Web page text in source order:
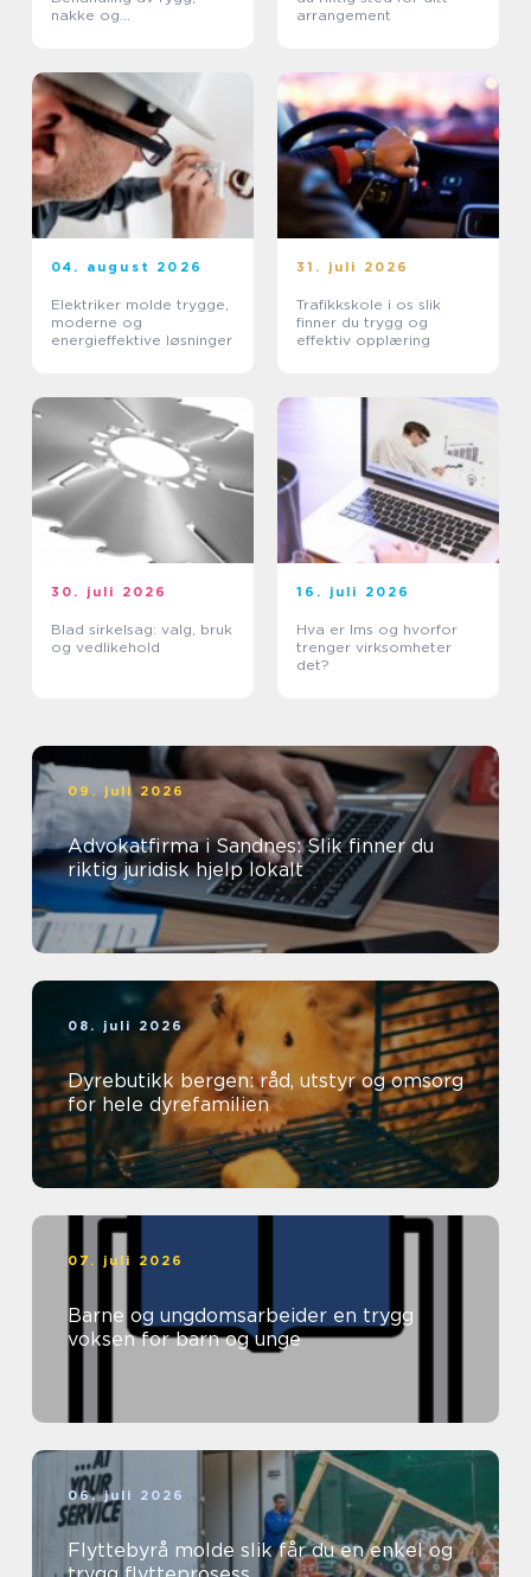
nakke og
arrangement
04. august 2026
Elektriker molde trygge,
moderne og
energieffektive løsninger
31. juli 2026
Trafikkskole i os slik
finner du trygg og
effektiv opplæring
30. juli 2026
Blad sirkelsag: valg, bruk
og vedlikehold
16. juli 2026
Hva er lms og hvorfor
trenger virksomheter
det?
09. juli 2026
Advokatfirma i Sandnes: Slik finner du
riktig juridisk hjelp lokalt
08. juli 2026
Dyrebutikk bergen: råd, utstyr og omsorg
for hele dyrefamilien
07. juli 2026
Barne og ungdomsarbeider en trygg
voksen for barn og unge
06. juli 2026
Flyttebyrå molde slik får du en enkel og